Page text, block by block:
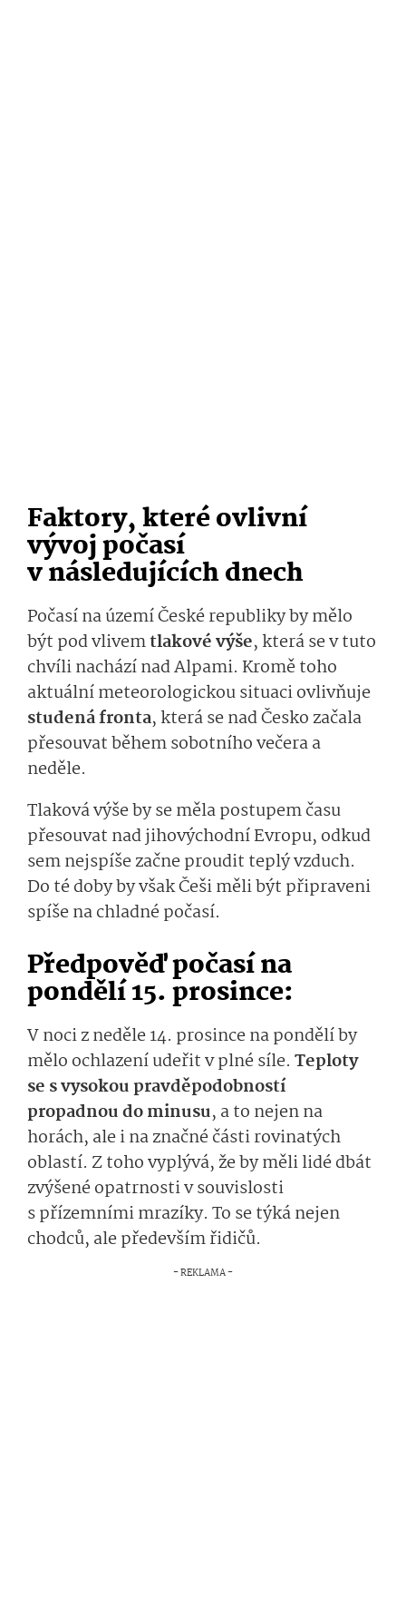
Faktory, které ovlivní
vývoj počasí
v následujících dnech
Počasí na území České republiky by mělo
být pod vlivemtlakové výše, která se v tuto
chvíli nachází nad Alpami. Kromě toho
aktuální meteorologickou situaci ovlivňuje
studená fronta, která se nad Česko začala
přesouvat během sobotního večera a
neděle.
Tlaková výše by se měla postupem času
přesouvat nad jihovýchodní Evropu, odkud
sem nejspíše začne proudit teplý vzduch.
Do té doby by však Češi měli být připraveni
spíše na chladné počasí.
Předpověď počasí na
pondělí 15. prosince:
V noci z neděle 14. prosince na pondělí by
mělo ochlazení udeřit v plné síle. Teploty
se s vysokou pravděpodobností
propadnou do minusu, a to nejen na
horách, ale i na značné části rovinatých
oblastí. Z toho vyplývá, že by měli lidé dbát
zvýšené opatrnosti v souvislosti
s přízemními mrazíky. To se týká nejen
chodců, ale především řidičů.